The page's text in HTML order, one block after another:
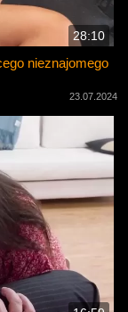
28:10
nieznajomego
23.07.2024